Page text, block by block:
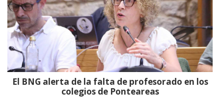
El BNG alerta de la falta de profesorado en los
colegios de Ponteareas